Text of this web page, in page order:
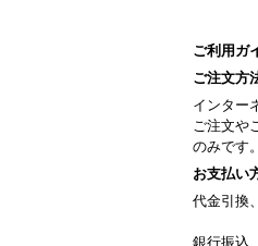
ご利用ガ
ご注文方
インター
ご注文や
のみです。
お支払い
代金引換
銀行振込